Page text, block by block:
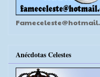
Anécdotas Celestes